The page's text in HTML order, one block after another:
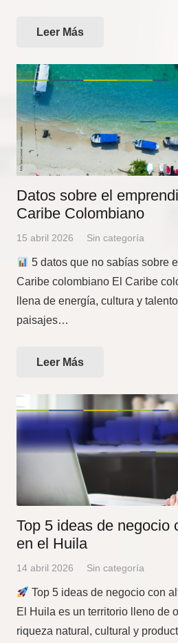
Leer Más
Datos sobre el
Caribe Colombiano
15 abril 2026 Sin categoría
5 datos que no sabías sobre
Caribe colombiano El Caribe
llena de energía, cultura y
paisajes…
Leer Más
Top 5 ideas de negocio
en el Huila
14 abril 2026 Sin categoría
Top 5 ideas de negocio con
El Huila es un territorio lleno de
riqueza natural, cultural y